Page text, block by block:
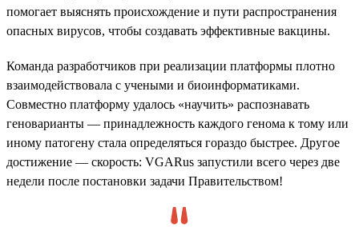
помогает выяснять происхождение и пути распространения
опасных вирусов, чтобы создавать эффективные вакцины.
Команда разработчиков при реализации платформы плотно
взаимодействовала с учеными и биоинформатиками.
Совместно платформу удалось «научить» распознавать
геноварианты — принадлежность каждого генома к тому или
иному патогену стала определяться гораздо быстрее. Другое
достижение — скорость: VGARus запустили всего через две
недели после постановки задачи Правительством!